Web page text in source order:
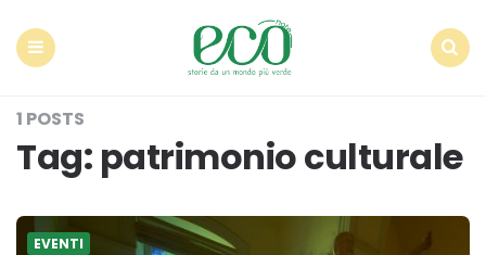
1 POSTS
Tag: patrimonio culturale
EVENTI